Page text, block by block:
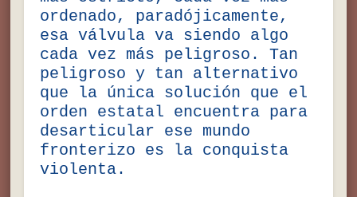
ordenado, paradójicamente,
esa válvula va siendo algo
cada vez más peligroso. Tan
peligroso y tan alternativo
que la única solución que el
orden estatal encuentra para
desarticular ese mundo
fronterizo es la conquista
violenta.